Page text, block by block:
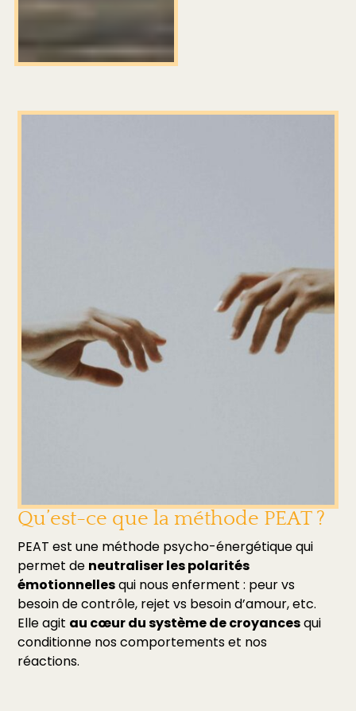
Qu’est-ce que la méthode PEAT ?
PEAT est une méthode psycho-énergétique qui
permet de neutraliser les polarités
émotionnellesqui nous enferment : peur vs
besoin de contrôle, rejet vs besoin d’amour, etc.
Elle agit au cœur du système de croyancesqui
conditionne nos comportements et nos
réactions.